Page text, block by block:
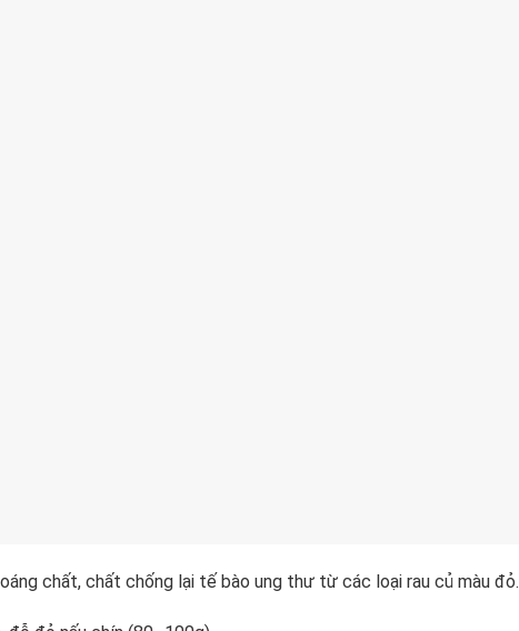
chất, chất chống lại tế bào ung thư từ các loại rau củ màu đỏ.